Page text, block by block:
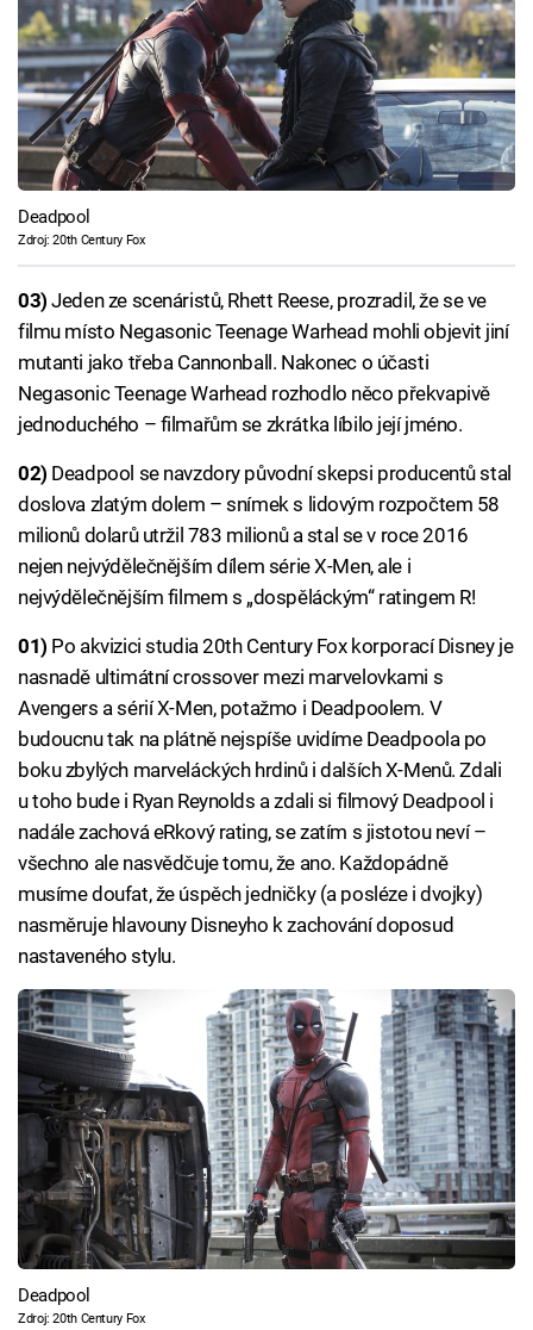
Deadpool
Zdroj: 20th Century Fox
03)Jeden ze scenáristů, Rhett Reese, prozradil, že se ve
filmu místo Negasonic Teenage Warhead mohli objevit jiní
mutanti jako třeba Cannonball. Nakonec o účasti
Negasonic Teenage Warhead rozhodlo něco překvapivě
jednoduchého – filmařům se zkrátka líbilo její jméno.
02) Deadpool se navzdory původní skepsi producentů stal
doslova zlatým dolem – snímek s lidovým rozpočtem 58
milionů dolarů utržil 783 milionů a stal se v roce 2016
nejen nejvýdělečnějším dílem série X-Men, ale i
nejvýdělečnějším filmem s „dospěláckým“ ratingem R!
01) Po akvizici studia 20th Century Fox korporací Disney je
nasnadě ultimátní crossover mezi marvelovkami s
Avengers a sérií X-Men, potažmo i Deadpoolem. V
budoucnu tak na plátně nejspíše uvidíme Deadpoola po
boku zbylých marveláckých hrdinů i dalších X-Menů. Zdali
u toho bude i Ryan Reynolds a zdali si filmový Deadpool i
nadále zachová eRkový rating, se zatím s jistotou neví –
všechno ale nasvědčuje tomu, že ano. Každopádně
musíme doufat, že úspěch jedničky (a posléze i dvojky)
nasměruje hlavouny Disneyho k zachování doposud
nastaveného stylu.
Deadpool
Zdroj: 20th Century Fox